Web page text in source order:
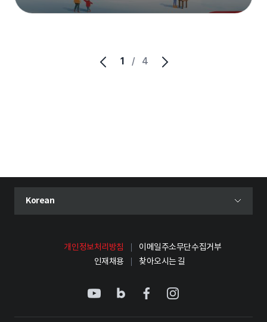
1 / 4
언어 선택 메뉴 열기
현재 선택된 언어
Korean
개인정보처리방침
이메일주소무단수집거부
인재채용
찾아오시는 길